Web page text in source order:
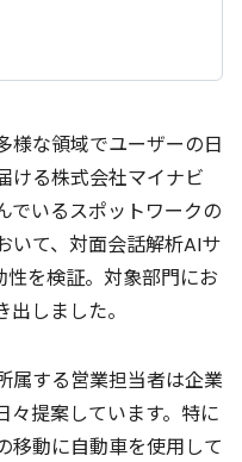
様な領域でユーザーの日
ける株式会社マイナビ
でいるスポットワークの
いて、対面会話解析AIサ
を検証。対象部門にお
しました。
属する営業担当者は企業
々提案しています。特に
移動に自動車を使用して